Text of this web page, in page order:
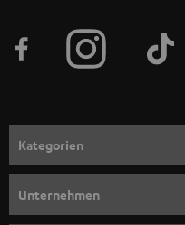
e
n
m
e
l
Kategorien
Unternehmen